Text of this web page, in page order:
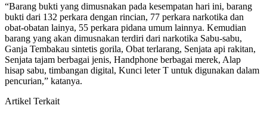
“Barang bukti yang dimusnakan pada kesempatan hari ini, barang
bukti dari 132 perkara dengan rincian, 77 perkara narkotika dan
obat-obatan lainya, 55 perkara pidana umum lainnya. Kemudian
barang yang akan dimusnakan terdiri dari narkotika Sabu-sabu,
Ganja Tembakau sintetis gorila, Obat terlarang, Senjata api rakitan,
Senjata tajam berbagai jenis, Handphone berbagai merek, Alap
hisap sabu, timbangan digital, Kunci leter T untuk digunakan dalam
pencurian,” katanya.
Artikel Terkait